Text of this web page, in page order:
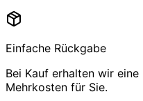
Einfache Rückgabe
Bei Kauf erhalten wir
Mehrkosten für Sie.